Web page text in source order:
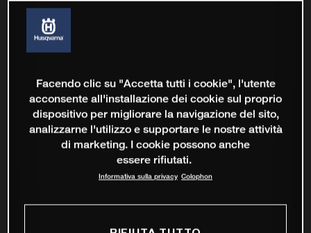
Facendo clic su "Accetta tutti i cookie", l'utente
acconsente all'installazione dei cookie sul proprio
dispositivo per migliorare la navigazione del sito,
analizzarne l'utilizzo e supportare le nostre attività
di marketing. I cookie possono anche
essere rifiutati.
Informativa sulla privacy Colophon